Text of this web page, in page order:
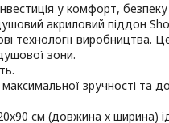
у комфорт, безпеку
акриловий піддон
технології виробництва.
зони.
зручності та
см (довжина x ширина)